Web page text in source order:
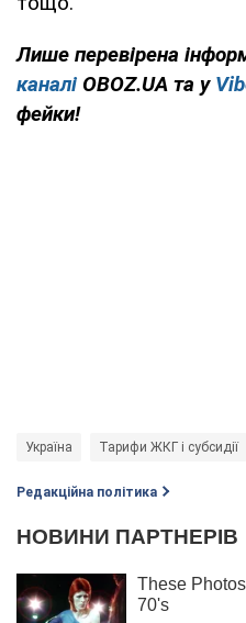
Лише перевірена
каналі OBOZ.UA та у
фейки!
Україна Тарифи ЖКГ і субсидії
Редакційна політика